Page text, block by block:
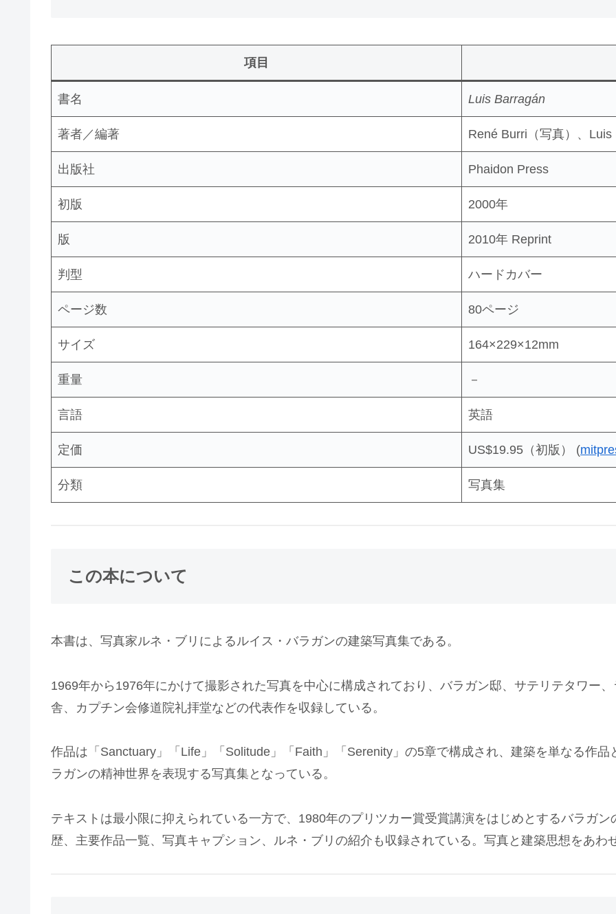
項目
書名 Luis Barragán
著者／編著 René Burri（写真）、Luis
出版社 Phaidon Press
初版 2000年
版 2010年 Reprint
判型 ハードカバー
ページ数 80ページ
サイズ 164×229×12mm
重量 －
言語 英語
定価 US$19.95（初版） (
分類 写真集
この本について
本書は、写真家ルネ・ブリによるルイス・バラガンの建築写真集である。
1969年から1976年にかけて撮影された写真を中心に構成されており、バラガン邸、サテリテタワー
舎、カプチン会修道院礼拝堂などの代表作を収録している。
作品は「Sanctuary」「Life」「Solitude」「Faith」「Serenity」の5章で構成され、建築を単なる作
ラガンの精神世界を表現する写真集となっている。
テキストは最小限に抑えられている一方で、1980年のプリツカー賞受賞講演をはじめとするバラガ
歴、主要作品一覧、写真キャプション、ルネ・ブリの紹介も収録されている。写真と建築思想をあわ